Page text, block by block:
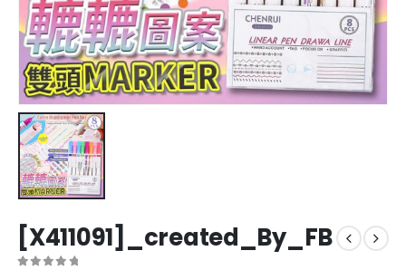
[X411091]_created_By_FB